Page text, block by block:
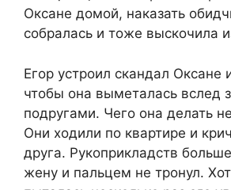
Оксане домой, наказать
собралась и тоже выскочила
Егор устроил скандал Оксане
чтобы она выметалась вслед
подругами. Чего она делать
Они ходили по квартире и
друга. Рукоприкладств
жену и пальцем не тронул.